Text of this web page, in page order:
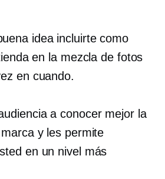
idea incluirte como
en la mezcla de fotos
en cuando.
a conocer mejor la
y les permite
en un nivel más